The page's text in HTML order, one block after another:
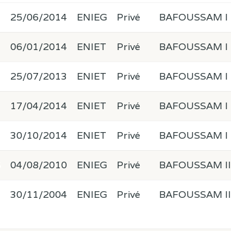
25/06/2014 ENIEG Privé BAFOUSSAM I
06/01/2014 ENIET Privé BAFOUSSAM I
25/07/2013 ENIET Privé BAFOUSSAM I
17/04/2014 ENIET Privé BAFOUSSAM I
30/10/2014 ENIET Privé BAFOUSSAM I
04/08/2010 ENIEG Privé BAFOUSSAM II
30/11/2004 ENIEG Privé BAFOUSSAM II